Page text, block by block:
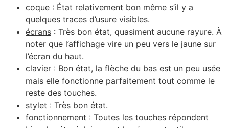
coque : État relativement bon même s’il y a
quelques traces d’usure visibles.
écrans : Très bon état, quasiment aucune rayure. À
noter que l’affichage vire un peu vers le jaune sur
l’écran du haut.
clavier : Bon état, la flèche du bas est un peu usée
mais elle fonctionne parfaitement tout comme le
reste des touches.
stylet : Très bon état.
fonctionnement : Toutes les touches répondent